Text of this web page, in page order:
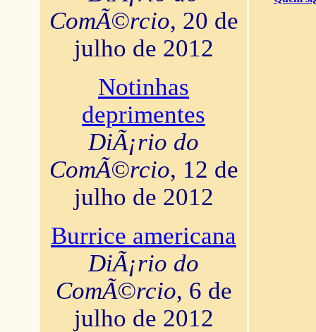
ComÃ©rcio, 20 de
julho de 2012
Notinhas
deprimentes
DiÃ¡rio do
ComÃ©rcio, 12 de
julho de 2012
Burrice americana
DiÃ¡rio do
ComÃ©rcio, 6 de
julho de 2012